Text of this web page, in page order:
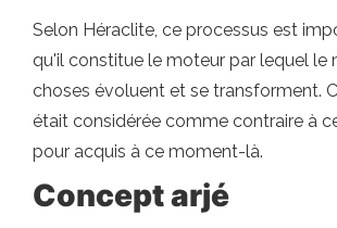
Selon Héraclite, ce processus est
qu'il constitue le moteur par lequel le
choses évoluent et se transforment.
était considérée comme contraire à
pour acquis à ce moment-là.
Concept arjé